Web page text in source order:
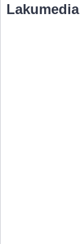
Lakumedia